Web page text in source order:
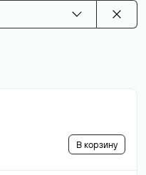
В корзину